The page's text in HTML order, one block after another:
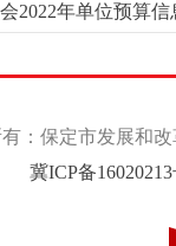
2022年单位预算信
：保定市发展和
冀ICP备